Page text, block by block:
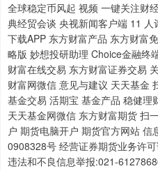
全球稳定币风起 视频 一键关注财
典经贸会谈 央视新闻客户端 11
下载APP 东方财富产品 东方财富
略版 妙想投研助理 Choice金融终
财富在线交易 东方财富证券交易
财富网微信 意见与建议 天天基金
基金交易 活期宝 基金产品 稳健
天天基金网微信 东方财富期货 扫
户 期货电脑开户 期货官方网站 信
0908328号 经营证券期货业务许
违法和不良信息举报:021-